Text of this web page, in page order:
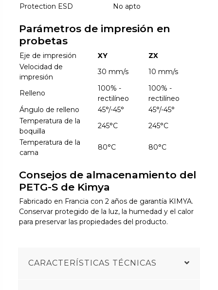
Protection ESD
No apto
Parámetros de impresión en
probetas
Eje de impresión XY
ZX
Velocidad de
impresión
30 mm/s 10 mm/s
Relleno
100% -
rectilíneo
100% -
rectilíneo
Ángulo de relleno
45°/-45°
45°/-45°
Temperatura de la
boquilla
245°C
245°C
Temperatura de la
cama
80°C 80°C
Consejos de almacenamiento del
PETG-S de Kimya
Fabricado en Francia con 2 años de garantía KIMYA.
Conservar protegido de la luz, la humedad y el calor
para preservar las propiedades del producto.
CARACTERÍSTICAS TÉCNICAS